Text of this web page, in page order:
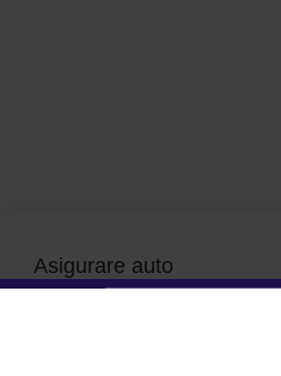
Asigurare auto